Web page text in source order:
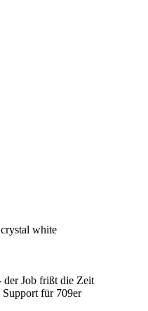
white
der Job frißt die Zeit
für 709er